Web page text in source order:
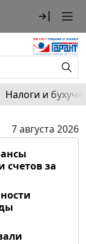
Налоги и
7 августа 2026
за